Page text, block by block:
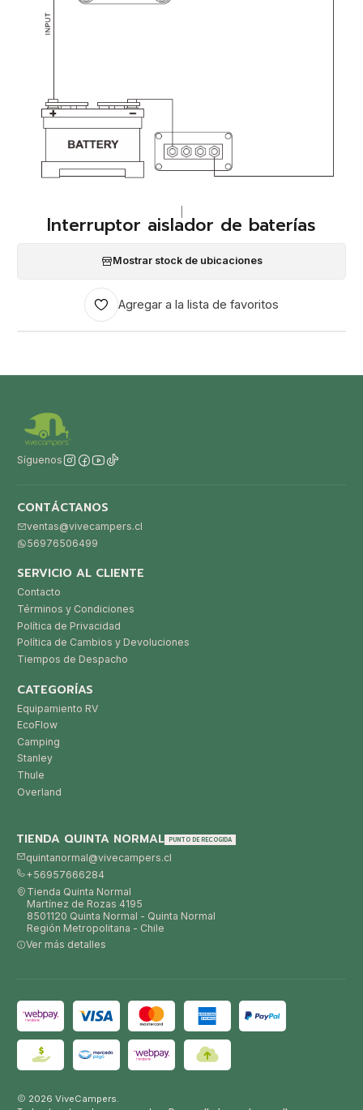
Interruptor aislador de baterías
Mostrar stock de ubicaciones
Agregar a la lista de favoritos
Síguenos
CONTÁCTANOS
ventas@vivecampers.cl
56976506499
SERVICIO AL CLIENTE
Contacto
Términos y Condiciones
Política de Privacidad
Política de Cambios y Devoluciones
Tiempos de Despacho
CATEGORÍAS
Equipamiento RV
EcoFlow
Camping
Stanley
Thule
Overland
TIENDA QUINTA NORMAL PUNTO DE RECOGIDA
quintanormal@vivecampers.cl
+56957666284
Tienda Quinta Normal
Martínez de Rozas 4195
8501120 Quinta Normal - Quinta Normal
Región Metropolitana - Chile
Ver más detalles
2026 ViveCampers.